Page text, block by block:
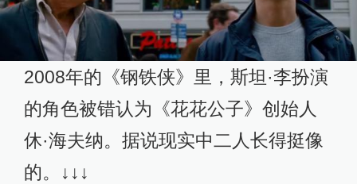
2008年的《钢铁侠》里，斯坦·李扮演
的角色被错认为《花花公子》创始人
休·海夫纳。据说现实中二人长得挺像
的。↓↓↓